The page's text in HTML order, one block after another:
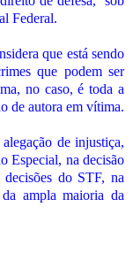
Federal.
que está sendo
que podem ser
no caso, é toda a
de autora em vítima.
de injustiça,
Especial, na decisão
do STF, na
ampla maioria da